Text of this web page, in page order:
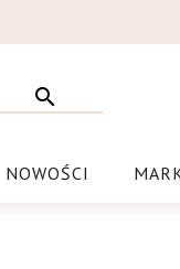
NOWOŚCI